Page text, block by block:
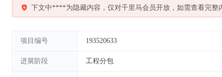
下文中****为隐藏内容，仅对千里马会员开放，如需查看完整
项目编号 193520633
进展阶段 工程分包